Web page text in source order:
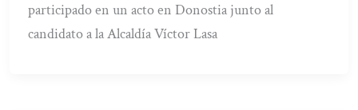
participado en un acto en Donostia junto al
candidato a la Alcaldía Víctor Lasa